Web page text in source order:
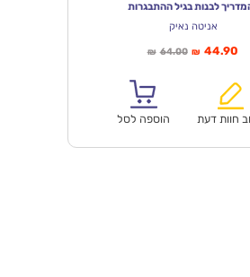
לבנות בגיל ההתבגרות
אניטה נאיק
₪ 64.00המחיר
₪64.00.
₪ 44.90
חוות דעת
הוספה לסל